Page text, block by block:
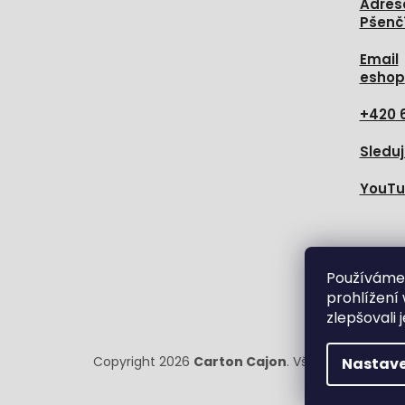
prohlížení
zlepšovali
Email
eshop
+420
Copyright 2026 Carton Cajon. Všechna práva